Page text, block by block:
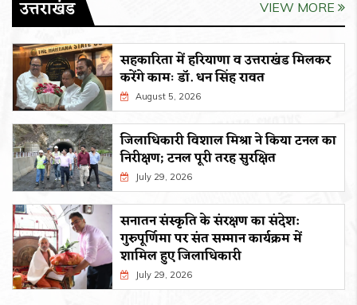
उत्तराखंड VIEW MORE
सहकारिता में हरियाणा व उत्तराखंड मिलकर
करेंगे कामः डाॅ. धन सिंह रावत
August 5, 2026
जिलाधिकारी विशाल मिश्रा ने किया टनल का
निरीक्षण; टनल पूरी तरह सुरक्षित
July 29, 2026
सनातन संस्कृति के संरक्षण का संदेश:
गुरुपूर्णिमा पर संत सम्मान कार्यक्रम में
शामिल हुए जिलाधिकारी
July 29, 2026